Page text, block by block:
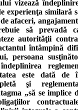
vizează
experienţa similară
afaceri,
să prevadă
autorităţii
întâmpină
persoana
este dată de
şi
„să se implice